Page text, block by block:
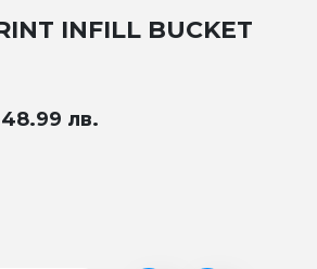
INFILL BUCKET
лв.